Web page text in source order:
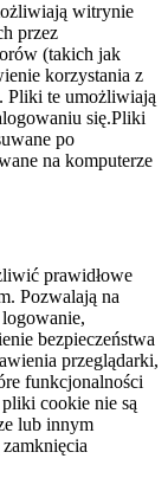
witrynie
przez
(takich jak
korzystania z
Pliki te umożliwiają
się.Pliki
po
na komputerze
prawidłowe
Pozwalają na
bezpieczeństwa
przeglądarki,
funkcjonalności
cookie nie są
lub innym